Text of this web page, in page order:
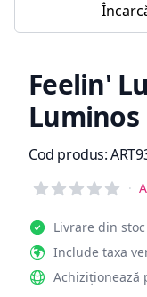
Feelin'
Luminos
Informații de
Cod produs:
Reviews
·
Livrare din
Include taxa
Achiziționează